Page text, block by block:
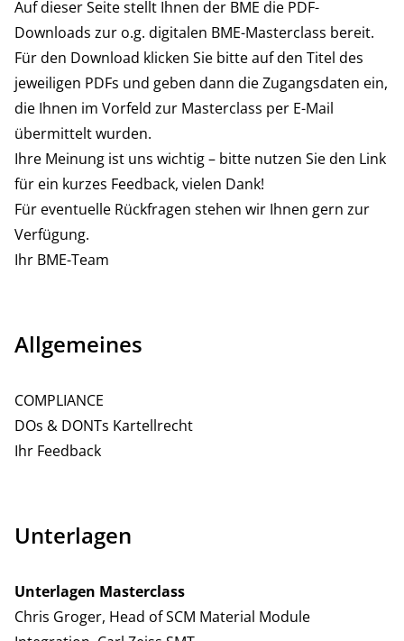
Auf dieser Seite stellt Ihnen der BME die PDF-
Downloads zur o.g. digitalen BME-Masterclass bereit.
Für den Download klicken Sie bitte auf den Titel des
jeweiligen PDFs und geben dann die Zugangsdaten ein,
die Ihnen im Vorfeld zur Masterclass per E-Mail
übermittelt wurden.
Ihre Meinung ist uns wichtig – bitte nutzen Sie den Link
für ein kurzes Feedback, vielen Dank!
Für eventuelle Rückfragen stehen wir Ihnen gern zur
Verfügung.
Ihr BME-Team
Allgemeines
COMPLIANCE
DOs & DONTs Kartellrecht
Ihr Feedback
Unterlagen
Unterlagen Masterclass
Chris Groger, Head of SCM Material Module